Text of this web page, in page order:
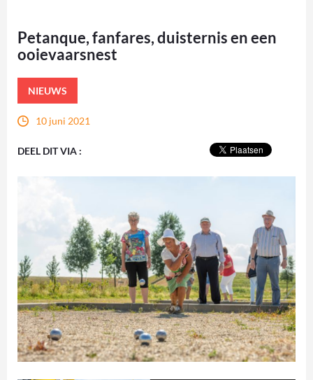
Petanque, fanfares, duisternis en een
ooievaarsnest
NIEUWS
10 juni 2021
DEEL DIT VIA :